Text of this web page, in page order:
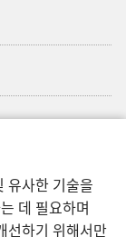
유사한 기술을
데 필요하며
선하기 위해서만